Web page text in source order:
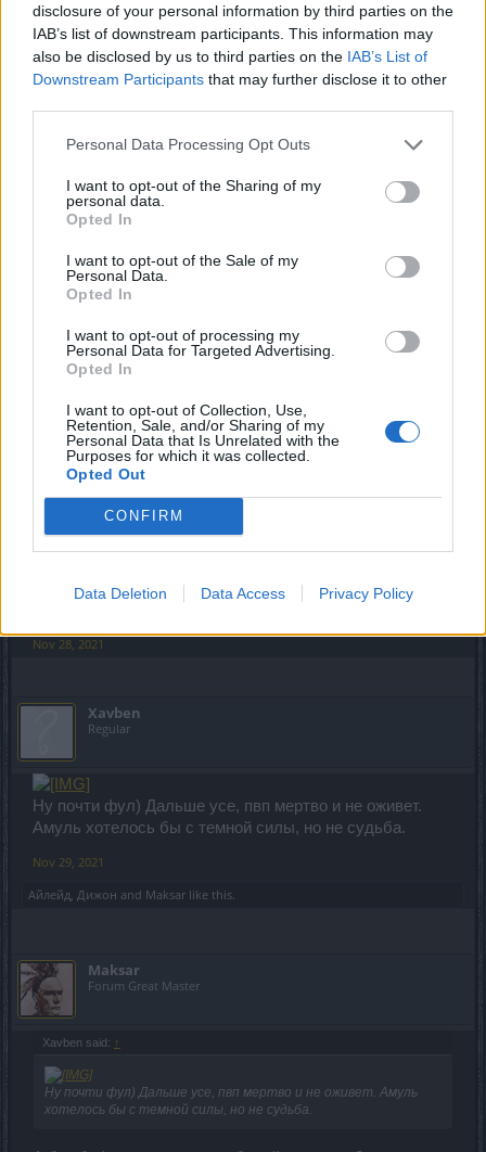
disclosure of your personal information by third parties on the
IAB’s list of downstream participants. This information may
also be disclosed by us to third parties on the IAB’s List of
Downstream Participants that may further disclose it to other
Personal Data Processing Opt Outs
I want to opt-out of the Sharing of my
personal data.
Opted In
I want to opt-out of the Sale of my
Personal Data.
Opted In
I want to opt-out of processing my
Personal Data for Targeted Advertising.
Opted In
I want to opt-out of Collection, Use,
Retention, Sale, and/or Sharing of my
Personal Data that Is Unrelated with the
Purposes for which it was collected.
Opted Out
CONFIRM
Data Deletion Data Access Privacy Policy
это да,сборка молнии больше для групповой игры,для
меня единственный плюс в ней что не нужно стаковать
ветер)
я использую цепную и шаровую,иногда обычная
пролетает).
в группе цепухой криты по 20 лямов,как при полном
Nov 10, 2021
АйлейдandДижон
Chesaere
Infernil said:↑
На прошлый день према продавались пояса 145, но чтобы их
купить там очередные танцы с бубном нужны
скорей
всего связаны с определенным количеством единиц
достижения
Spoiler:
Если у кого имеется формула на ремень, где вы его
Nov 28, 2021
Xavben
Regular
Ну почти фул) Дальше усе, пвп мертво и не оживет.
Амуль хотелось бы с темной силы, но не судьба.
Nov 29, 2021
Айлейд, Дижон and Maksar like this.
Maksar
Forum Great Master
Xavben said: ↑
Ну почти фул) Дальше усе, пвп мертво и не оживет. Амуль
хотелось бы с темной силы, но не судьба.